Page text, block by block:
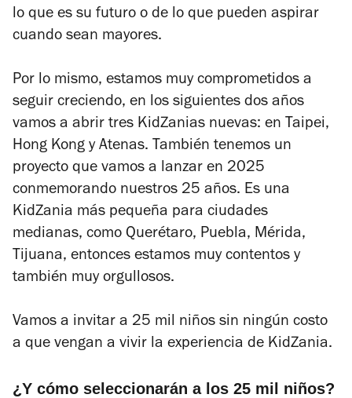
lo que es su futuro o de lo que pueden aspirar
cuando sean mayores.
Por lo mismo, estamos muy comprometidos a
seguir creciendo, en los siguientes dos años
vamos a abrir tres KidZanias nuevas: en Taipei,
Hong Kong y Atenas. También tenemos un
proyecto que vamos a lanzar en 2025
conmemorando nuestros 25 años. Es una
KidZania más pequeña para ciudades
medianas, como Querétaro, Puebla, Mérida,
Tijuana, entonces estamos muy contentos y
también muy orgullosos.
Vamos a invitar a 25 mil niños sin ningún costo
a que vengan a vivir la experiencia de KidZania.
¿Y cómo seleccionarán a los 25 mil niños?